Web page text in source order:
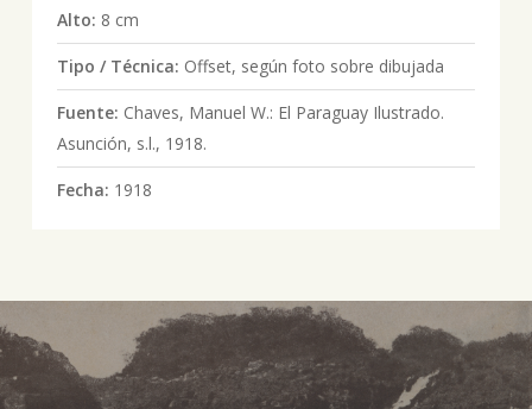
Alto: 8 cm
Tipo / Técnica: Offset, según foto sobre dibujada
Fuente: Chaves, Manuel W.: El Paraguay Ilustrado.
Asunción, s.l., 1918.
Fecha: 1918